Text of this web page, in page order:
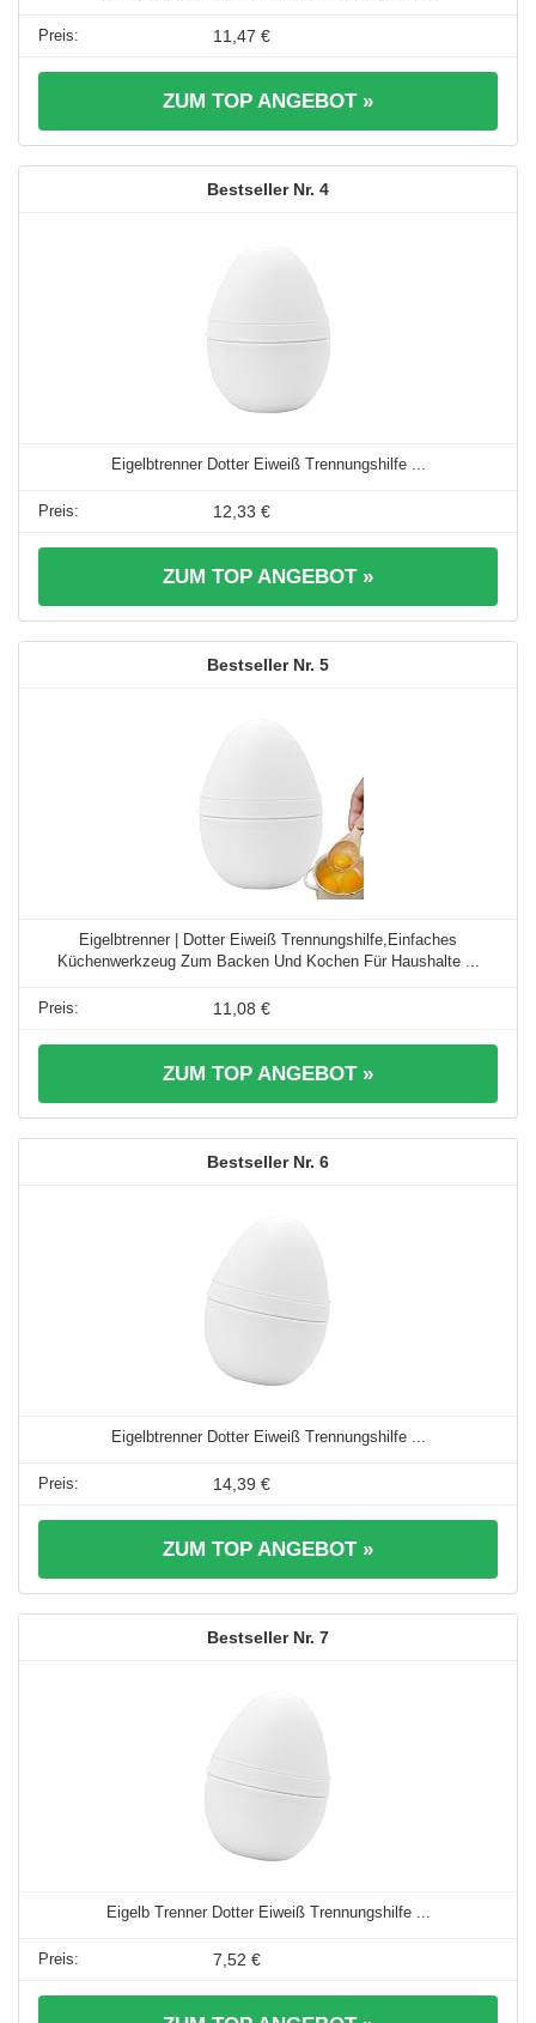
11,47 €
ZUM TOP ANGEBOT »
4
Eigelbtrenner Dotter Eiweiß Trennungshilfe ...
12,33 €
ZUM TOP ANGEBOT »
5
Eigelbtrenner | Dotter Eiweiß Trennungshilfe,Einfaches
Küchenwerkzeug Zum Backen Und Kochen Für Haushalte ...
11,08 €
ZUM TOP ANGEBOT »
6
Eigelbtrenner Dotter Eiweiß Trennungshilfe ...
14,39 €
ZUM TOP ANGEBOT »
7
Eigelb Trenner Dotter Eiweiß Trennungshilfe ...
7,52 €